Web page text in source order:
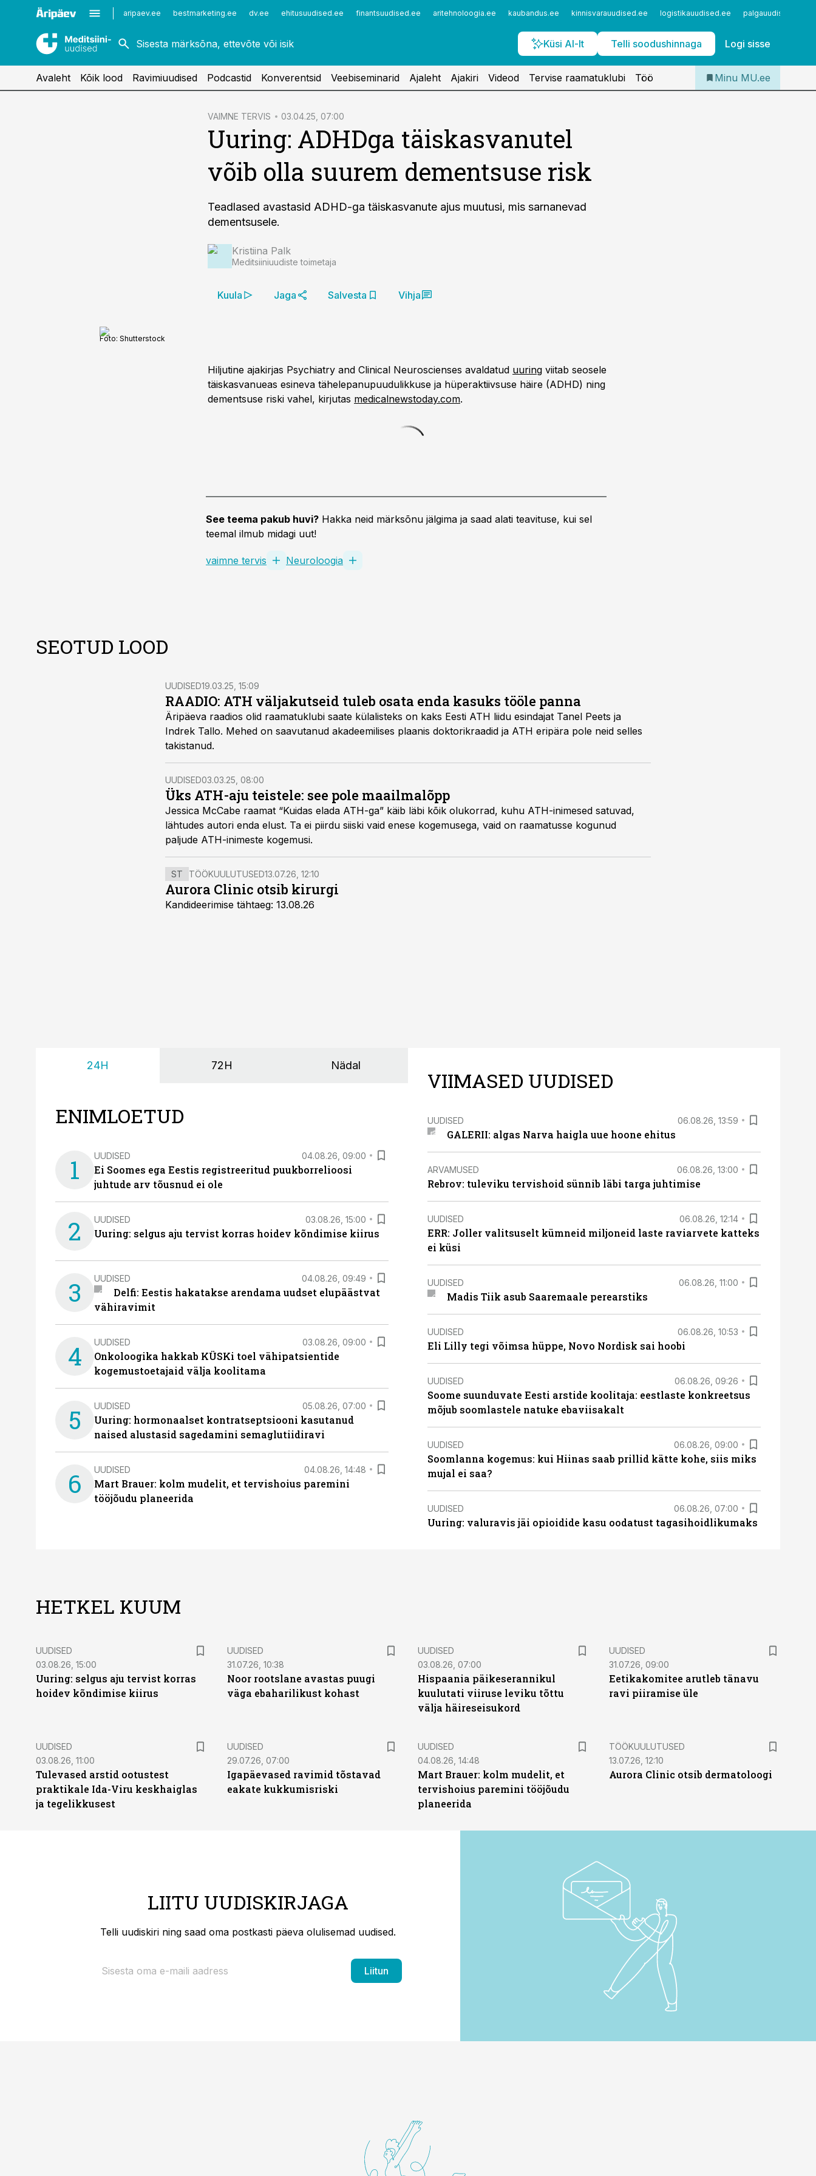
aripaev.ee bestmarketing.ee dv.ee ehitusuudised.ee finantsuudised.ee aritehnoloogia.ee kaubandus.ee kinnisvarauudised.ee logistikauudised.ee palgauudised.ee
Küsi AI-lt Telli soodushinnaga Logi sisse
Kirurgia
Naistehaigused
Vaktsineerimine
Iseteenindus
Telli Meditsiiniuudised
Avaleht Kõik lood Ravimiuudised Podcastid Konverentsid Veebiseminarid Ajaleht Ajakiri Videod Tervise raamatuklubi Töö Minu MU.ee
VAIMNE TERVIS 03.04.25, 07:00
Uuring: ADHDga täiskasvanutel
võib olla suurem dementsuse risk
Teadlased avastasid ADHD-ga täiskasvanute ajus muutusi, mis sarnanevad
dementsusele.
Kristiina Palk
Meditsiiniuudiste toimetaja
Kuula Jaga Salvesta Vihja
Foto: Shutterstock
Hiljutine ajakirjas Psychiatry and Clinical Neuroscienses avaldatud uuring viitab seosele
täiskasvanueas esineva tähelepanupuudulikkuse ja hüperaktiivsuse häire (ADHD) ning
dementsuse riski vahel, kirjutas medicalnewstoday.com.
See teema pakub huvi? Hakka neid märksõnu jälgima ja saad alati teavituse, kui sel
teemal ilmub midagi uut!
vaimne tervis Neuroloogia
SEOTUD LOOD
UUDISED19.03.25, 15:09
RAADIO: ATH väljakutseid tuleb osata enda kasuks tööle panna
Äripäeva raadios olid raamatuklubi saate külalisteks on kaks Eesti ATH liidu esindajat Tanel Peets ja
Indrek Tallo. Mehed on saavutanud akadeemilises plaanis doktorikraadid ja ATH eripära pole neid selles
takistanud.
UUDISED03.03.25, 08:00
Üks ATH-aju teistele: see pole maailmalõpp
Jessica McCabe raamat “Kuidas elada ATH-ga” käib läbi kõik olukorrad, kuhu ATH-inimesed satuvad,
lähtudes autori enda elust. Ta ei piirdu siiski vaid enese kogemusega, vaid on raamatusse kogunud
paljude ATH-inimeste kogemusi.
ST TÖÖKUULUTUSED13.07.26, 12:10
Aurora Clinic otsib kirurgi
Kandideerimise tähtaeg: 13.08.26
24H 72H Nädal
ENIMLOETUD
1 UUDISED 04.08.26, 09:00
Ei Soomes ega Eestis registreeritud puukborrelioosi
juhtude arv tõusnud ei ole
2 UUDISED 03.08.26, 15:00
Uuring: selgus aju tervist korras hoidev kõndimise kiirus
3 UUDISED 04.08.26, 09:49
Delfi: Eestis hakatakse arendama uudset elupäästvat
vähiravimit
4 UUDISED 03.08.26, 09:00
Onkoloogika hakkab KÜSKi toel vähipatsientide
kogemustoetajaid välja koolitama
5 UUDISED 05.08.26, 07:00
Uuring: hormonaalset kontratseptsiooni kasutanud
naised alustasid sagedamini semaglutiidiravi
6 UUDISED 04.08.26, 14:48
Mart Brauer: kolm mudelit, et tervishoius paremini
tööjõudu planeerida
VIIMASED UUDISED
UUDISED 06.08.26, 13:59
GALERII: algas Narva haigla uue hoone ehitus
ARVAMUSED 06.08.26, 13:00
Rebrov: tuleviku tervishoid sünnib läbi targa juhtimise
UUDISED 06.08.26, 12:14
ERR: Joller valitsuselt kümneid miljoneid laste raviarvete katteks
ei küsi
UUDISED 06.08.26, 11:00
Madis Tiik asub Saaremaale perearstiks
UUDISED 06.08.26, 10:53
Eli Lilly tegi võimsa hüppe, Novo Nordisk sai hoobi
UUDISED 06.08.26, 09:26
Soome suunduvate Eesti arstide koolitaja: eestlaste konkreetsus
mõjub soomlastele natuke ebaviisakalt
UUDISED 06.08.26, 09:00
Soomlanna kogemus: kui Hiinas saab prillid kätte kohe, siis miks
mujal ei saa?
UUDISED 06.08.26, 07:00
Uuring: valuravis jäi opioidide kasu oodatust tagasihoidlikumaks
HETKEL KUUM
UUDISED
03.08.26, 15:00
Uuring: selgus aju tervist korras
hoidev kõndimise kiirus
UUDISED
31.07.26, 10:38
Noor rootslane avastas puugi
väga ebaharilikust kohast
UUDISED
03.08.26, 07:00
Hispaania päikeserannikul
kuulutati viiruse leviku tõttu
välja häireseisukord
UUDISED
31.07.26, 09:00
Eetikakomitee arutleb tänavu
ravi piiramise üle
UUDISED
03.08.26, 11:00
Tulevased arstid ootustest
praktikale Ida-Viru keskhaiglas
ja tegelikkusest
UUDISED
29.07.26, 07:00
Igapäevased ravimid tõstavad
eakate kukkumisriski
UUDISED
04.08.26, 14:48
Mart Brauer: kolm mudelit, et
tervishoius paremini tööjõudu
planeerida
ST
TÖÖKUULUTUSED
13.07.26, 12:10
Aurora Clinic otsib dermatoloogi
LIITU UUDISKIRJAGA
Telli uudiskiri ning saad oma postkasti päeva olulisemad uudised.
Liitun